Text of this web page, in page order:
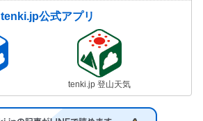
tenki.jp公式アプリ
tenki.jp 登山天気